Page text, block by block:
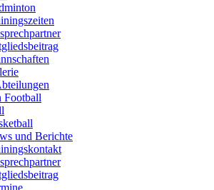
Football
und Berichte